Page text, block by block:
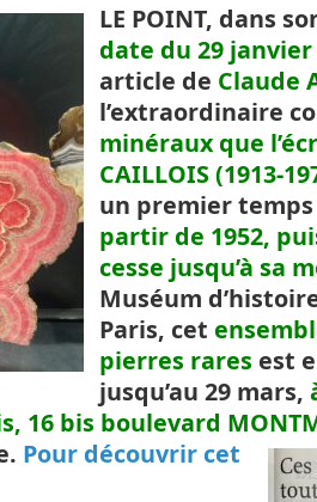
LE POINT, dans
date du 29 janvier
article de Claude
l’extraordinaire
minéraux que
CAILLOIS (1913-
un premier
partir de 1952,
cesse jusqu’à sa
Muséum
Paris, cet
pierres rares est
jusqu’au 29 mars,
16 bis boulevard
Pour découvrir cet